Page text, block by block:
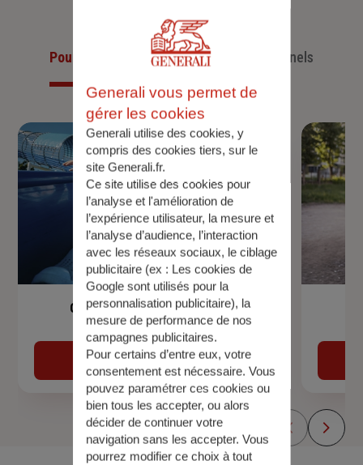
Pour les particuliersPour les professionnels
Garantie Accidents de la Vie
Découvrir
Generali vous permet de
gérer les cookies
Generali utilise des cookies, y
compris des cookies tiers, sur le
site Generali.fr.
Ce site utilise des cookies pour
l’analyse et l'amélioration de
l’expérience utilisateur, la mesure et
l’analyse d’audience, l’interaction
avec les réseaux sociaux, le ciblage
publicitaire (ex : Les cookies de
Google sont utilisés pour la
personnalisation publicitaire), la
mesure de performance de nos
campagnes publicitaires.
Pour certains d’entre eux, votre
consentement est nécessaire. Vous
pouvez paramétrer ces cookies ou
bien tous les accepter, ou alors
décider de continuer votre
navigation sans les accepter. Vous
pourrez modifier ce choix à tout